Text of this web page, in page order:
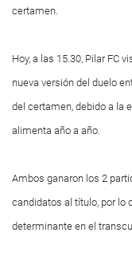
certamen.
Hoy, a las 15.30, Pilar FC
nueva versión del duelo
del certamen, debido a la
alimenta año a año.
Ambos ganaron los 2
candidatos al título, por lo
determinante en el